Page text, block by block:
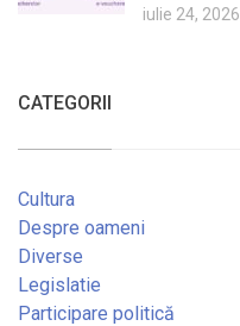
iulie 24, 2026
CATEGORII
Cultura
Despre oameni
Diverse
Legislatie
Participare politică